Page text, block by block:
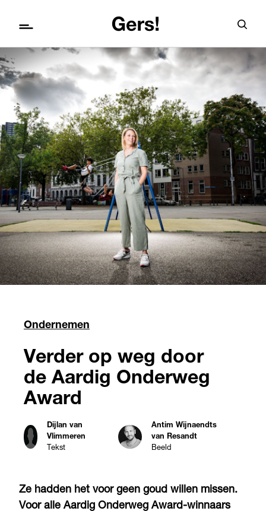
Ondernemen
Verder op weg door
de Aardig Onderweg
Award
Dijlan van
Vlimmeren
Tekst
Antim Wijnaendts
van Resandt
Beeld
Ze hadden het voor geen goud willen missen.
Voor alle Aardig Onderweg Award-winnaars